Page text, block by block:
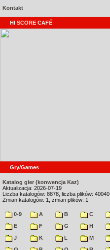
Kontakt
HI SCORE CAFÉ
Gry/Games
Katalog gier (konwencja Kaz)
Aktualizacja: 2026-07-19
Liczba katalogów: 8878, liczba plików: 40040
Zmian katalogów: 1, zmian plików: 1
0-9 A B C
E
F G H
J
K L M